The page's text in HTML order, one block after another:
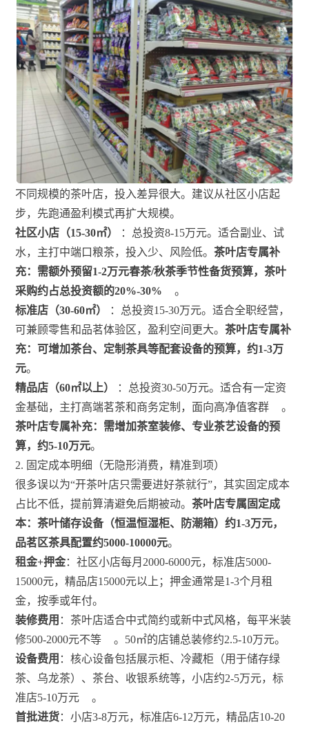
不同规模的茶叶店，投入差异很大。建议从社区小店起
步，先跑通盈利模式再扩大规模。
社区小店（15-30㎡）
：总投资8-15万元。适合副业、试
水，主打中端口粮茶，投入少、风险低。茶叶店专属补
充：需额外预留1-2万元春茶/秋茶季节性备货预算，茶叶
采购约占总投资额的20%-30%
。
标准店（30-60㎡）
：总投资15-30万元。适合全职经营，
可兼顾零售和品茗体验区，盈利空间更大。茶叶店专属补
充：可增加茶台、定制茶具等配套设备的预算，约1-3万
元。
精品店（60㎡以上）
：总投资30-50万元。适合有一定资
金基础，主打高端茗茶和商务定制，面向高净值客群
。
茶叶店专属补充：需增加茶室装修、专业茶艺设备的预
算，约5-10万元。
2. 固定成本明细（无隐形消费，精准到项）
很多误以为“开茶叶店只需要进好茶就行”，其实固定成本
占比不低，提前算清避免后期被动。茶叶店专属固定成
本：茶叶储存设备（恒温恒湿柜、防潮箱）约1-3万元，
品茗区茶具配置约5000-10000元。
租金+押金：社区小店每月2000-6000元，标准店5000-
15000元，精品店15000元以上；押金通常是1-3个月租
金，按季或年付。
装修费用 ：茶叶店适合中式简约或新中式风格，每平米装
修500-2000元不等
。50㎡的店铺总装修约2.5-10万元。
设备费用 ：核心设备包括展示柜、冷藏柜（用于储存绿
茶、乌龙茶）、茶台、收银系统等，小店约2-5万元，标
准店5-10万元
。
首批进货：小店3-8万元，标准店6-12万元，精品店10-20